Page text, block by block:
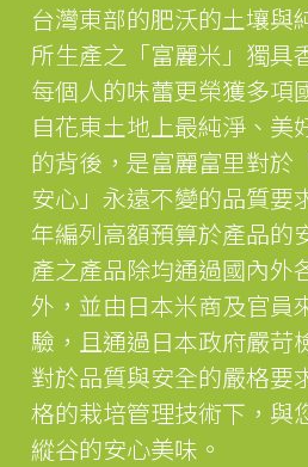
台灣東部的肥沃的土壤與
所生產之「富麗米」獨具
每個人的味蕾更榮獲多項
自花東土地上最純淨、美
的背後，是富麗富里對於
安心」永遠不變的品質要
年編列高額預算於產品的
產之產品除均通過國內外
外，並由日本米商及官員
驗，且通過日本政府嚴苛
對於品質與安全的嚴格要
格的栽培管理技術下，與
縱谷的安心美味。